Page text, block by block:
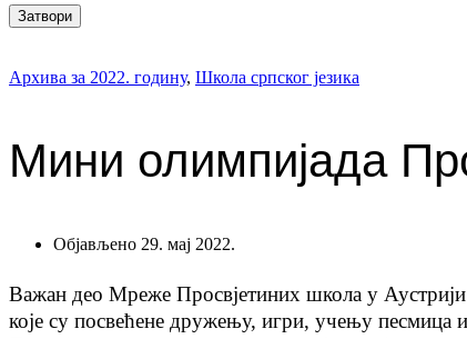
Затвори
Архива за 2022. годину, Школа српског језика
Мини олимпијада
Објављено 29. мај 2022.
Важан део Мреже Просвјетиних школа у
које су посвећене дружењу, игри, учењу песмица